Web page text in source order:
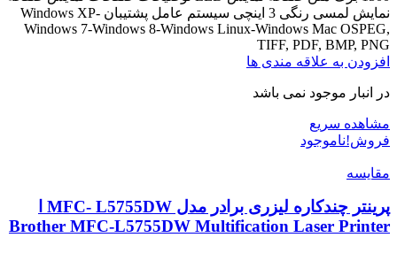
نمایش لمسی رنگی 3 اینچی سیستم عامل پشتیبان Windows XP-
Windows 7-Windows 8-Windows Linux-Windows Mac OSPEG,
TIFF, PDF, BMP, PNG
افزودن به علاقه مندی ها
در انبار موجود نمی باشد
مشاهده سریع
فروش!ناموجود
مقایسه
Brother MFC-L5755DW Multification Laser Printer